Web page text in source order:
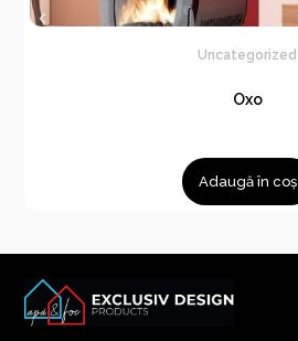
Uncategorized
Oxo
Adaugă în coș